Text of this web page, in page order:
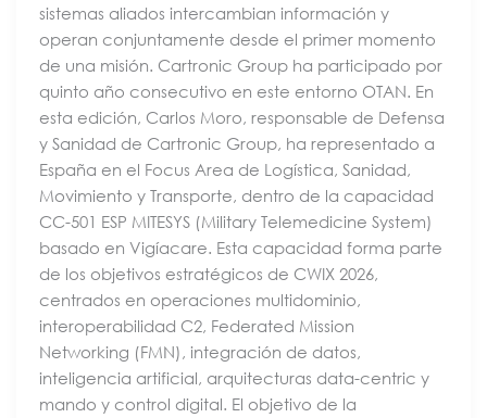
sistemas aliados intercambian información y
operan conjuntamente desde el primer momento
de una misión. Cartronic Group ha participado por
quinto año consecutivo en este entorno OTAN. En
esta edición, Carlos Moro, responsable de Defensa
y Sanidad de Cartronic Group, ha representado a
España en el Focus Area de Logística, Sanidad,
Movimiento y Transporte, dentro de la capacidad
CC-501 ESP MITESYS (Military Telemedicine System)
basado en Vigíacare. Esta capacidad forma parte
de los objetivos estratégicos de CWIX 2026,
centrados en operaciones multidominio,
interoperabilidad C2, Federated Mission
Networking (FMN), integración de datos,
inteligencia artificial, arquitecturas data-centric y
mando y control digital. El objetivo de la